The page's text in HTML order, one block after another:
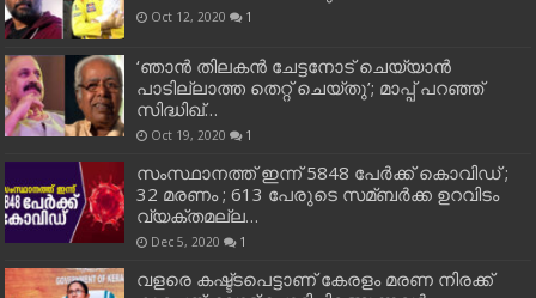
Oct 12, 2020 1
‘ഞാന്‍ തിലകന്‍ ചേട്ടനോട് ചെയ്യാന്‍
പാടില്ലാത്ത തെറ്റ് ചെയ്തു’; മാപ്പ് പറഞ്ഞ്
സിദ്ധിഖ്…
Oct 19, 2020 1
സംസ്ഥാനത്ത് ഇന്ന് 5848 പേര്‍ക്ക് കൊവി‌ഡ് ;
32 മരണം ; 613 പേരുടെ സമ്ബര്‍ക്ക ഉറവിടം
വ്യക്തമല്ല…
Dec 5, 2020 1
വളരെ കഷ്ട്ടപെട്ടാണ് കേരളം മരണ നിരക്ക്